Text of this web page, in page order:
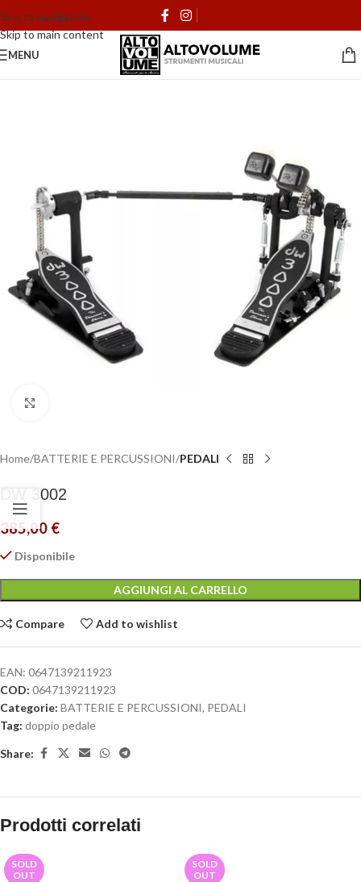
Skip to navigation
Skip to main content
MENU
Home BATTERIE E PERCUSSIONI PEDALI
DW 3002
385,00 €
Disponibile
AGGIUNGI AL CARRELLO
Compare Add to wishlist
EAN: 0647139211923
COD: 0647139211923
Categorie: BATTERIE E PERCUSSIONI, PEDALI
Tag: doppio pedale
Share:
Prodotti correlati
SOLD
OUT
SOLD
OUT